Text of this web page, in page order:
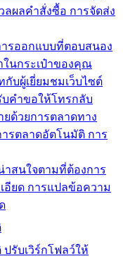
ลผลคำสั่งซื้อ การจัดส่ง
ารออกแบบที่ตอบสนอง
นกระเป๋าของคุณ
กับผู้เยี่ยมชมเว็บไซต์
คำขอให้โทรกลับ
ยด้วยการตลาดทาง
ารตลาดอัตโนมัติ การ
าสนใจตามที่ต้องการ
อียด การแปลข้อความ
ปรับเวิร์กโฟลว์ให้